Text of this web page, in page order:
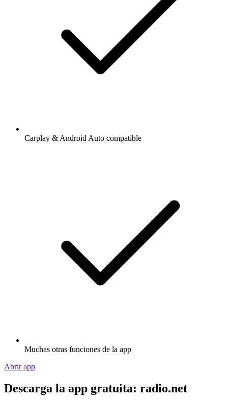
Carplay & Android Auto compatible
Muchas otras funciones de la app
Abrir app
Descarga la app gratuita: radio.net